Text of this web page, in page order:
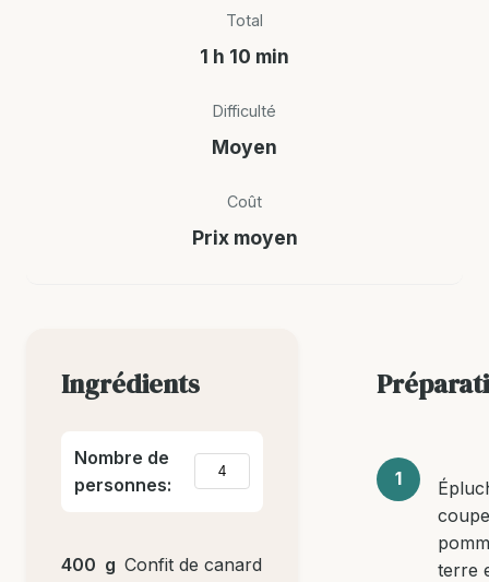
Total
1 h 10 min
Difficulté
Moyen
Coût
Prix moyen
Ingrédients
Nombre de
personnes:
400 g Confit de canard
terre